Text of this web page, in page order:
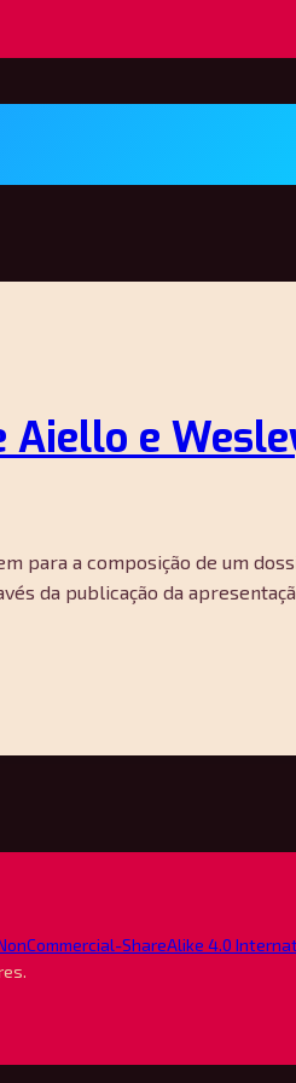
e
a composição de um
da publicação da
ShareAlike 4.0